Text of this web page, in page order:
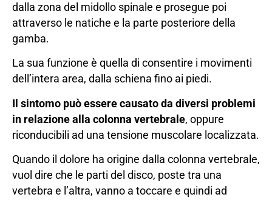
dalla zona del midollo spinale e prosegue poi
attraverso le natiche e la parte posteriore della
gamba.
La sua funzione è quella di consentire i movimenti
dell’intera area, dalla schiena fino ai piedi.
Il sintomo può essere causato da diversi problemi
in relazione alla colonna vertebrale, oppure
riconducibili ad una tensione muscolare localizzata.
Quando il dolore ha origine dalla colonna vertebrale,
vuol dire che le parti del disco, poste tra una
vertebra e l’altra, vanno a toccare e quindi ad